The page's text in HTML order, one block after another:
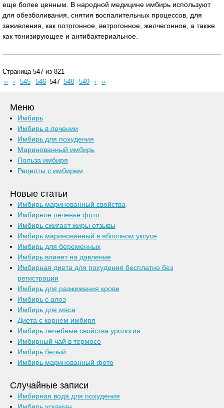
еще более ценным. В народной медицине имбирь используют
для обезболивания, снятия воспалительных процессов, для
заживления, как потогонное, ветрогонное, желчегонное, а также
как тонизирующее и антибактериальное.
Страница 547 из 821
‹‹
‹ 545 546 547 548 549 › ››
Меню
Имбирь
Имбирь в лечении
Имбирь для похудения
Маринованный имбирь
Польза имбиря
Рецепты с имбирем
Новые статьи
Имбирь маринованный свойства
Имбирное печенье фото
Имбирь сжигает жиры отзывы
Имбирь маринованный в яблочном уксусе
Имбирь для беременных
Имбирь влияет на давление
Имбирная диета для похудения бесплатно без
регистрации
Имбирь для разжижения крови
Имбирь с алоэ
Имбирь для мяса
Диета с корнем имбиря
Имбирь лечебные свойства урология
Имбирный чай в термосе
Имбирь белый
Имбирь маринованный фото
Случайные записи
Имбирная вода для похудения